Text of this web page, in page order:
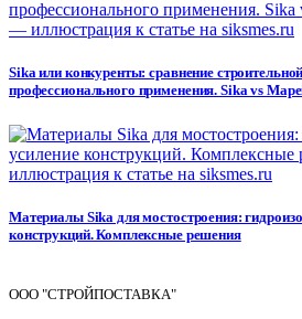
Sika или конкуренты: сравнение
профессионального применения. Sika vs
Материалы Sika для мостостроения:
конструкций. Комплексные решения
ООО "СТРОЙПОСТАВКА"